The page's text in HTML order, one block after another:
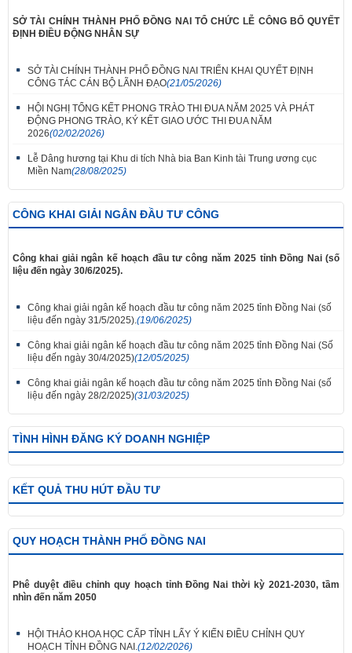
SỞ TÀI CHÍNH THÀNH PHỐ ĐỒNG NAI TỔ CHỨC LỄ CÔNG BỐ QUYẾT
ĐỊNH ĐIỀU ĐỘNG NHÂN SỰ
SỞ TÀI CHÍNH THÀNH PHỐ ĐỒNG NAI TRIỂN KHAI QUYẾT ĐỊNH
CÔNG TÁC CÁN BỘ LÃNH ĐẠO(21/05/2026)
HỘI NGHỊ TỔNG KẾT PHONG TRÀO THI ĐUA NĂM 2025 VÀ PHÁT
ĐỘNG PHONG TRÀO, KÝ KẾT GIAO ƯỚC THI ĐUA NĂM
2026(02/02/2026)
Lễ Dâng hương tại Khu di tích Nhà bia Ban Kinh tài Trung ương cục
Miền Nam(28/08/2025)
CÔNG KHAI GIẢI NGÂN ĐẦU TƯ CÔNG
Công khai giải ngân kế hoạch đầu tư công năm 2025 tỉnh Đồng Nai (số
liệu đến ngày 30/6/2025).
Công khai giải ngân kế hoạch đầu tư công năm 2025 tỉnh Đồng Nai (số
liệu đến ngày 31/5/2025). (19/06/2025)
Công khai giải ngân kế hoạch đầu tư công năm 2025 tỉnh Đồng Nai (Số
liệu đến ngày 30/4/2025)(12/05/2025)
Công khai giải ngân kế hoạch đầu tư công năm 2025 tỉnh Đồng Nai (số
liệu đến ngày 28/2/2025)(31/03/2025)
TÌNH HÌNH ĐĂNG KÝ DOANH NGHIỆP
KẾT QUẢ THU HÚT ĐẦU TƯ
QUY HOẠCH THÀNH PHỐ ĐỒNG NAI
Phê duyệt điều chỉnh quy hoạch tỉnh Đồng Nai thời kỳ 2021-2030, tầm
nhìn đến năm 2050
HỘI THẢO KHOA HỌC CẤP TỈNH LẤY Ý KIẾN ĐIỀU CHỈNH QUY
HOẠCH TỈNH ĐỒNG NAI. (12/02/2026)